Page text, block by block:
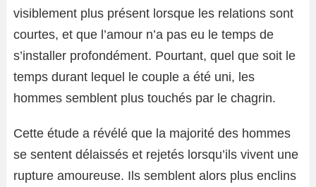
visiblement plus présent lorsque les relations sont
courtes, et que l’amour n’a pas eu le temps de
s’installer profondément. Pourtant, quel que soit le
temps durant lequel le couple a été uni, les
hommes semblent plus touchés par le chagrin.
Cette étude a révélé que la majorité des hommes
se sentent délaissés et rejetés lorsqu’ils vivent une
rupture amoureuse. Ils semblent alors plus enclins